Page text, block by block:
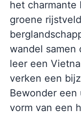
het charmante
groene
wandel samen
leer een
verken een
Bewonder
vorm van een